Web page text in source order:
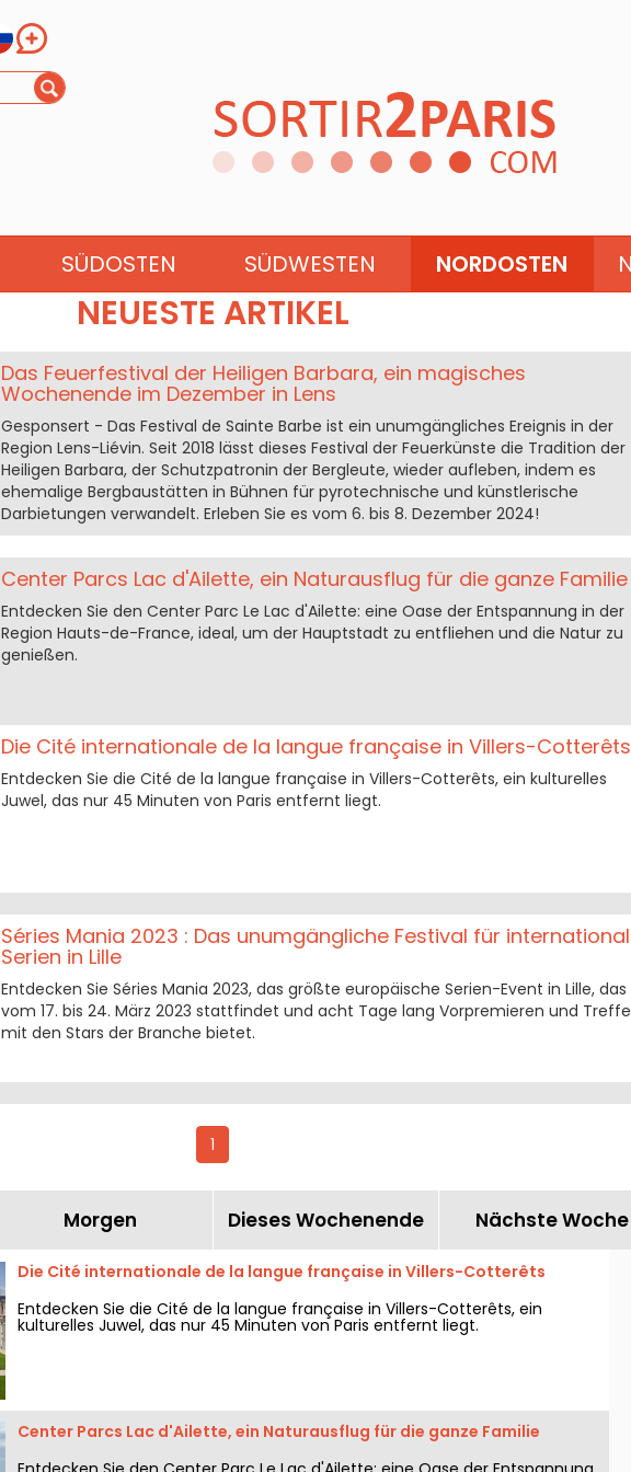
SÜDOSTEN SÜDWESTEN NORDOSTEN
BURGUND-FRANCHE-COMTÉ
NEUESTE ARTIKEL
Das Feuerfestival der Heiligen Barbara, ein magisches
Wochenende im Dezember in Lens
Gesponsert - Das Festival de Sainte Barbe ist ein unumgängliches Ereignis in der
Region Lens-Liévin. Seit 2018 lässt dieses Festival der Feuerkünste die Tradition der
Heiligen Barbara, der Schutzpatronin der Bergleute, wieder aufleben, indem es
ehemalige Bergbaustätten in Bühnen für pyrotechnische und künstlerische
Darbietungen verwandelt. Erleben Sie es vom 6. bis 8. Dezember 2024!
Center Parcs Lac d'Ailette, ein Naturausflug für die ganze Familie
Entdecken Sie den Center Parc Le Lac d'Ailette: eine Oase der Entspannung in der
Region Hauts-de-France, ideal, um der Hauptstadt zu entfliehen und die Natur zu
genießen.
Die Cité internationale de la langue française in Villers-Cotterêts
Entdecken Sie die Cité de la langue française in Villers-Cotterêts, ein kulturelles
Juwel, das nur 45 Minuten von Paris entfernt liegt.
Séries Mania 2023 : Das unumgängliche Festival für
Serien in Lille
Entdecken Sie Séries Mania 2023, das größte europäische Serien-Event in Lille, das
vom 17. bis 24. März 2023 stattfindet und acht Tage lang Vorpremieren und
mit den Stars der Branche bietet.
1
Morgen Dieses Wochenende Nächste Woche
Die Cité internationale de la langue française in Villers-Cotterêts
Entdecken Sie die Cité de la langue française in Villers-Cotterêts, ein
kulturelles Juwel, das nur 45 Minuten von Paris entfernt liegt.
Center Parcs Lac d'Ailette, ein Naturausflug für die ganze Familie